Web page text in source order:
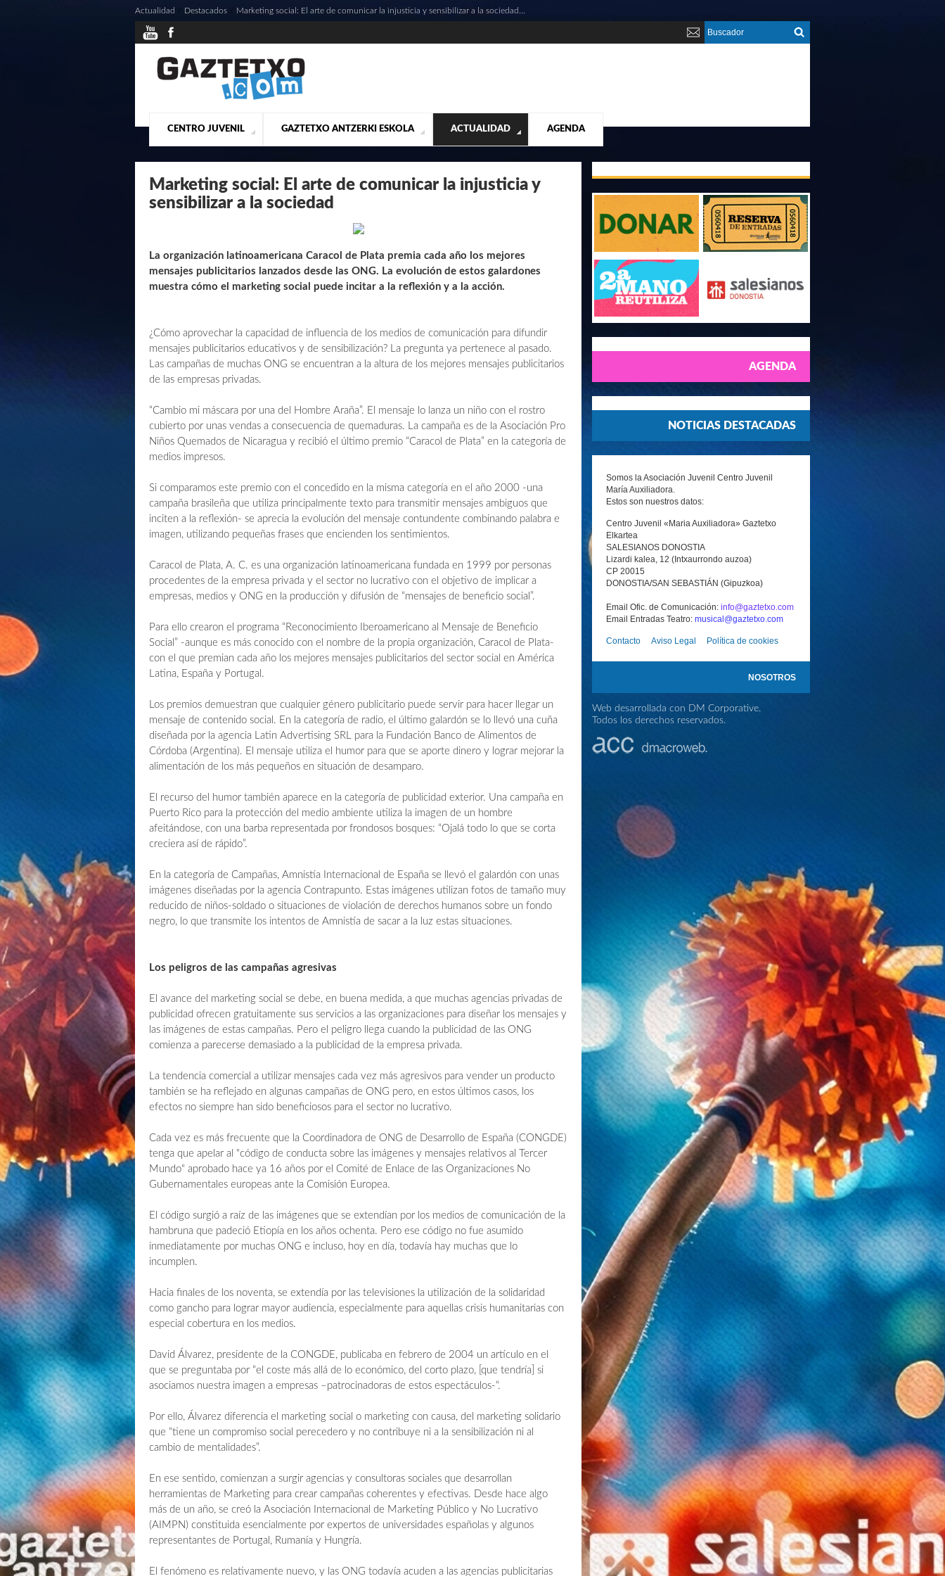
CENTRO JUVENIL
¿QUIENES SOMOS? ACTUALIDAD CONTACTO ¡VUELA ALTO RUBÉN!
GAZTETXO ANTZERKI ESKOLA
PRESENTACIÓN MUSICALES MATERIAL SEGUNDA MANO VENTA
ACTUALIDAD
DESTACADOS VIDEOS
AGENDA
Actualidad / Destacados Marketing social: El arte de comunicar la injusticia y sensibilizar a la sociedad...
AGENDA
NOTICIAS DESTACADAS
Somos la Asociación Juvenil Centro Juvenil
María Auxiliadora.
Estos son nuestros datos:
Centro Juvenil «Maria Auxiliadora» Gaztetxo
Elkartea
SALESIANOS DONOSTIA
Lizardi kalea, 12 (Intxaurrondo auzoa)
CP 20015
DONOSTIA/SAN SEBASTIÁN (Gipuzkoa)
Email Ofic. de Comunicación: info@gaztetxo.com
Email Entradas Teatro: musical@gaztetxo.com
Contacto Aviso Legal Política de cookies
NOSOTROS
Web desarrollada con DM Corporative.
Todos los derechos reservados.
Marketing social: El arte de comunicar la injusticia y
sensibilizar a la sociedad
La organización latinoamericana Caracol de Plata premia cada año los mejores
mensajes publicitarios lanzados desde las ONG. La evolución de estos galardones
muestra cómo el marketing social puede incitar a la reflexión y a la acción.
¿Cómo aprovechar la capacidad de influencia de los medios de comunicación para difundir
mensajes publicitarios educativos y de sensibilización? La pregunta ya pertenece al pasado.
Las campañas de muchas ONG se encuentran a la altura de los mejores mensajes publicitarios
de las empresas privadas.
“Cambio mi máscara por una del Hombre Araña”. El mensaje lo lanza un niño con el rostro
cubierto por unas vendas a consecuencia de quemaduras. La campaña es de la Asociación Pro
Niños Quemados de Nicaragua y recibió el último premio “Caracol de Plata” en la categoría de
medios impresos.
Si comparamos este premio con el concedido en la misma categoría en el año 2000 -una
campaña brasileña que utiliza principalmente texto para transmitir mensajes ambiguos que
inciten a la reflexión- se aprecia la evolución del mensaje contundente combinando palabra e
imagen, utilizando pequeñas frases que encienden los sentimientos.
Caracol de Plata, A. C. es una organización latinoamericana fundada en 1999 por personas
procedentes de la empresa privada y el sector no lucrativo con el objetivo de implicar a
empresas, medios y ONG en la producción y difusión de “mensajes de beneficio social”.
Para ello crearon el programa “Reconocimiento Iberoamericano al Mensaje de Beneficio
Social” -aunque es más conocido con el nombre de la propia organización, Caracol de Plata-
con el que premian cada año los mejores mensajes publicitarios del sector social en América
Latina, España y Portugal.
Los premios demuestran que cualquier género publicitario puede servir para hacer llegar un
mensaje de contenido social. En la categoría de radio, el último galardón se lo llevó una cuña
diseñada por la agencia Latin Advertising SRL para la Fundación Banco de Alimentos de
Córdoba (Argentina). El mensaje utiliza el humor para que se aporte dinero y lograr mejorar la
alimentación de los más pequeños en situación de desamparo.
El recurso del humor también aparece en la categoría de publicidad exterior. Una campaña en
Puerto Rico para la protección del medio ambiente utiliza la imagen de un hombre
afeitándose, con una barba representada por frondosos bosques: “Ojalá todo lo que se corta
creciera así de rápido”.
En la categoría de Campañas, Amnistía Internacional de España se llevó el galardón con unas
imágenes diseñadas por la agencia Contrapunto. Estas imágenes utilizan fotos de tamaño muy
reducido de niños-soldado o situaciones de violación de derechos humanos sobre un fondo
negro, lo que transmite los intentos de Amnistía de sacar a la luz estas situaciones.
Los peligros de las campañas agresivas
El avance del marketing social se debe, en buena medida, a que muchas agencias privadas de
publicidad ofrecen gratuitamente sus servicios a las organizaciones para diseñar los mensajes y
las imágenes de estas campañas. Pero el peligro llega cuando la publicidad de las ONG
comienza a parecerse demasiado a la publicidad de la empresa privada.
La tendencia comercial a utilizar mensajes cada vez más agresivos para vender un producto
también se ha reflejado en algunas campañas de ONG pero, en estos últimos casos, los
efectos no siempre han sido beneficiosos para el sector no lucrativo.
Cada vez es más frecuente que la Coordinadora de ONG de Desarrollo de España (CONGDE)
tenga que apelar al "código de conducta sobre las imágenes y mensajes relativos al Tercer
Mundo" aprobado hace ya 16 años por el Comité de Enlace de las Organizaciones No
Gubernamentales europeas ante la Comisión Europea.
El código surgió a raíz de las imágenes que se extendían por los medios de comunicación de la
hambruna que padeció Etiopía en los años ochenta. Pero ese código no fue asumido
inmediatamente por muchas ONG e incluso, hoy en día, todavía hay muchas que lo
incumplen.
Hacia finales de los noventa, se extendía por las televisiones la utilización de la solidaridad
como gancho para lograr mayor audiencia, especialmente para aquellas crisis humanitarias con
especial cobertura en los medios.
David Álvarez, presidente de la CONGDE, publicaba en febrero de 2004 un artículo en el
que se preguntaba por “el coste más allá de lo económico, del corto plazo, [que tendría] si
asociamos nuestra imagen a empresas –patrocinadoras de estos espectáculos-“.
Por ello, Álvarez diferencia el marketing social o marketing con causa, del marketing solidario
que “tiene un compromiso social perecedero y no contribuye ni a la sensibilización ni al
cambio de mentalidades”.
En ese sentido, comienzan a surgir agencias y consultoras sociales que desarrollan
herramientas de Marketing para crear campañas coherentes y efectivas. Desde hace algo
más de un año, se creó la Asociación Internacional de Marketing Público y No Lucrativo
(AIMPN) constituida esencialmente por expertos de universidades españolas y algunos
representantes de Portugal, Rumanía y Hungría.
El fenómeno es relativamente nuevo, y las ONG todavía acuden a las agencias publicitarias